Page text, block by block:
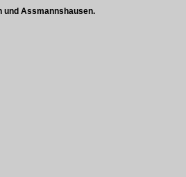
und Assmannshausen.